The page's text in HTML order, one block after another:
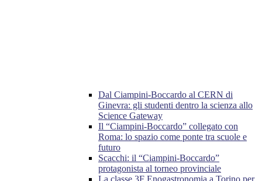
Dal Ciampini-Boccardo al CERN di
Ginevra: gli studenti dentro la scienza allo
Science Gateway
Il “Ciampini-Boccardo” collegato con
Roma: lo spazio come ponte tra scuole e
futuro
Scacchi: il “Ciampini-Boccardo”
protagonista al torneo provinciale